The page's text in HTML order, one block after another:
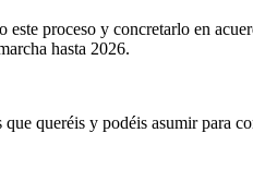
proceso y concretarlo en
hasta 2026.
queréis y podéis asumir para